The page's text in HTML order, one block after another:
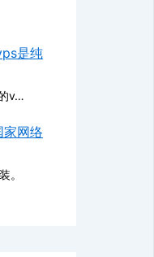
是纯
v…
家网络
。